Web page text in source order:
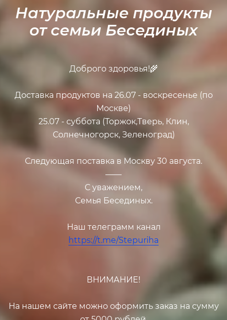
Натуральные продукты
от семьи Бесединых
Доброго здоровья!🌾
Доставка продуктов на 26.07 - воскресенье (по
Москве)
25.07 - суббота (Торжок,Тверь, Клин,
Солнечногорск, Зеленоград)
Следующая поставка в Москву 30 августа.
——
С уважением,
Семья Бесединых.
Наш телеграмм канал
https://t.me/Stepuriha
ВНИМАНИЕ!
На нашем сайте можно оформить заказ на сумму